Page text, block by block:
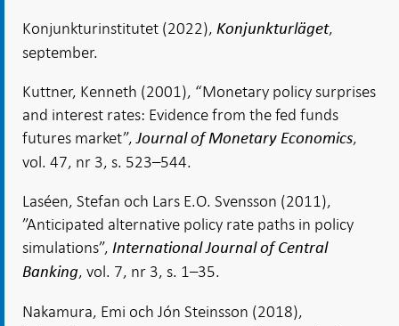
Konjunkturinstitutet (2022), Konjunkturläget,
september.
Kuttner, Kenneth (2001), “Monetary policy surprises
and interest rates: Evidence from the fed funds
futures market”,Journal of Monetary Economics,
vol. 47, nr 3, s. 523–544.
Laséen, Stefan och Lars E.O. Svensson (2011),
”Anticipated alternative policy rate paths in policy
simulations”, International Journal of Central
Banking, vol. 7, nr 3, s. 1–35.
Nakamura, Emi och Jón Steinsson (2018),